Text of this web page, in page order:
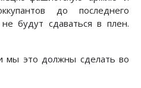
до последнего
будут сдаваться в плен.
мы это должны сделать во